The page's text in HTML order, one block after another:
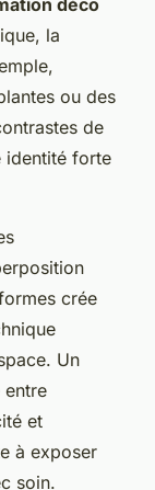
la
ou des
de
identité forte
crée
Un
entre
et
à exposer
soin.